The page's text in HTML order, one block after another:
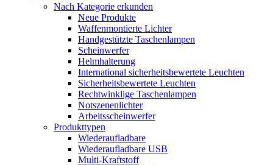
Nach Kategorie erkunden
Neue Produkte
Waffenmontierte Lichter
Handgestützte Taschenlampen
Scheinwerfer
Helmhalterung
International sicherheitsbewertete Leuchten
Sicherheitsbewertete Leuchten
Rechtwinklige Taschenlampen
Notszenenlichter
Arbeitsscheinwerfer
Produkttypen
Wiederaufladbare
Wiederaufladbare USB
Multi-Kraftstoff